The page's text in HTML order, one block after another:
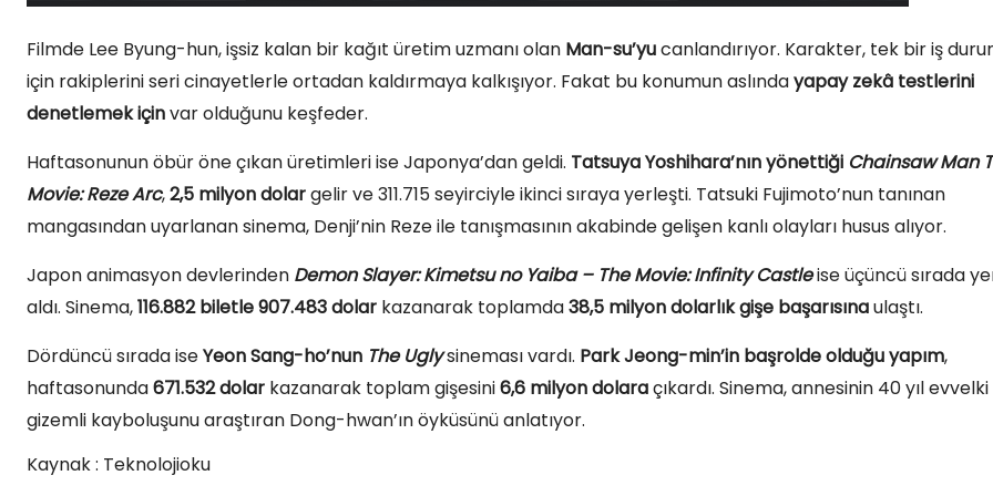
Filmde Lee Byung-hun, işsiz kalan bir kağıt üretim uzmanı olan Man-su’yucanlandırıyor. Karakter, tek bir iş
için rakiplerini seri cinayetlerle ortadan kaldırmaya kalkışıyor. Fakat bu konumun aslındayapay zekâ testlerini
denetlemek içinvar olduğunu keşfeder.
Haftasonunun öbür öne çıkan üretimleri ise Japonya’dan geldi. Tatsuya Yoshihara’nın yönettiği Chainsaw Man
Movie: Reze Arc,2,5 milyon dolargelir ve 311.715 seyirciyle ikinci sıraya yerleşti. Tatsuki Fujimoto’nun tanınan
mangasından uyarlanan sinema, Denji’nin Reze ile tanışmasının akabinde gelişen kanlı olayları husus alıyor.
Japon animasyon devlerinden Demon Slayer: Kimetsu no Yaiba – The Movie: Infinity Castleise üçüncü sırada
aldı. Sinema,116.882 biletle 907.483 dolar kazanarak toplamda38,5 milyon dolarlık gişe başarısınaulaştı.
Dördüncü sırada iseYeon Sang-ho’nun The Uglysineması vardı. Park Jeong-min’in başrolde olduğu yapım,
haftasonunda671.532 dolar kazanarak toplam gişesini6,6 milyon dolaraçıkardı. Sinema, annesinin 40 yıl evvelki
gizemli kayboluşunu araştıran Dong-hwan’ın öyküsünü anlatıyor.
Kaynak : Teknolojioku